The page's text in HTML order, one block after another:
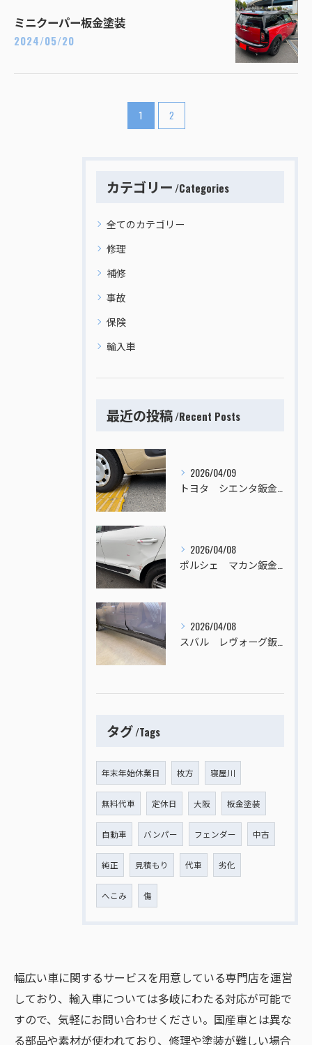
ミニクーパー板金塗装
2024/05/20
1 2
カテゴリー Categories
全てのカテゴリー
修理
補修
事故
保険
輸入車
最近の投稿 Recent Posts
2026/04/09
2026/04/08
2026/04/08
タグ Tags
年末年始休業日 枚方 寝屋川
無料代車 定休日 大阪 板金塗装
自動車 バンパー フェンダー 中古
純正 見積もり 代車 劣化
へこみ 傷
幅広い車に関するサービスを用意している専門店を運営
しており、輸入車については多岐にわたる対応が可能で
すので、気軽にお問い合わせください。国産車とは異な
る部品や素材が使われており、修理や塗装が難しい場合